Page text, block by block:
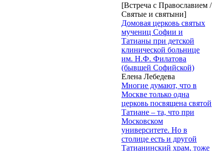
[Встреча с Православием /
Святые и святыни]
Домовая церковь святых
мучениц Софии и
Татианы при детской
клинической больнице
им. Н.Ф. Филатова
(бывшей Софийской)
Елена Лебедева
Многие думают, что в
Москве только одна
церковь посвящена святой
Татиане – та, что при
Московском
университете. Но в
столице есть и другой
Татианинский храм, тоже